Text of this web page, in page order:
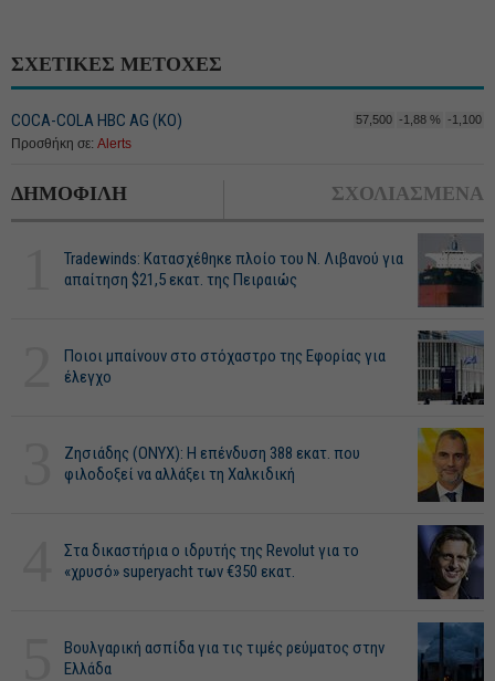
ΣΧΕΤΙΚΕΣ ΜΕΤΟΧΕΣ
COCA-COLA HBC AG (ΚΟ) 57,500 -1,88 % -1,100
Προσθήκη σε: Alerts
ΔΗΜΟΦΙΛΗ ΣΧΟΛΙΑΣΜΕΝΑ
Tradewinds: Κατασχέθηκε πλοίο του Ν. Λιβανού για
απαίτηση $21,5 εκατ. της Πειραιώς
Ποιοι μπαίνουν στο στόχαστρο της Εφορίας για
έλεγχο
Ζησιάδης (ONYX): Η επένδυση 388 εκατ. που
φιλοδοξεί να αλλάξει τη Χαλκιδική
Στα δικαστήρια ο ιδρυτής της Revolut για το
«χρυσό» superyacht των €350 εκατ.
Βουλγαρική ασπίδα για τις τιμές ρεύματος στην
Ελλάδα